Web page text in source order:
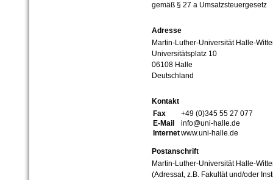
gemäß § 27 a Umsatzsteuergesetz
Adresse
Martin-Luther-Universität Halle-
Universitätsplatz 10
06108 Halle
Deutschland
Kontakt
Fax
+49 (0)345 55 27 077
E-Mail
info@uni-halle.de
Internetwww.uni-halle.de
Postanschrift
Martin-Luther-Universität Halle-
(Adressat, z.B. Fakultät und/oder